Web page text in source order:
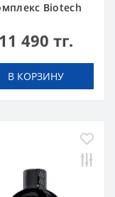
Biotech
60 таблеток
11 490 тг.
В КОРЗИНУ